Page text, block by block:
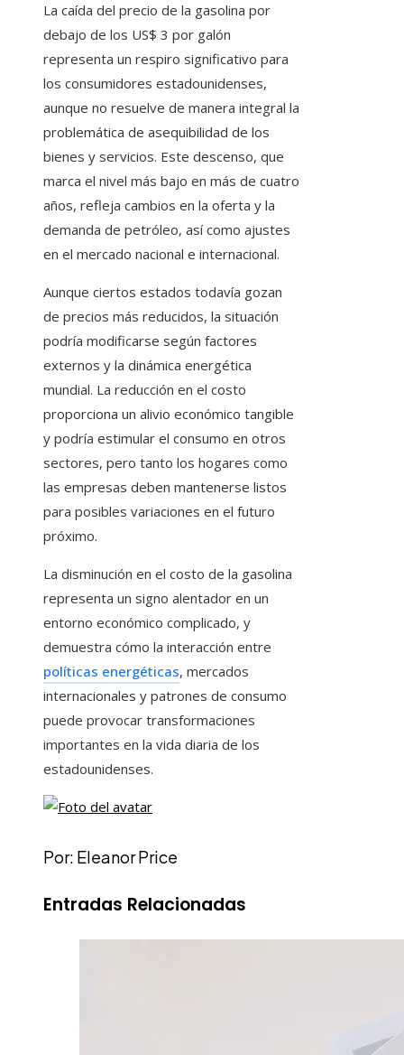
La caída del precio de la gasolina por
debajo de los US$ 3 por galón
representa un respiro significativo para
los consumidores estadounidenses,
aunque no resuelve de manera integral la
problemática de asequibilidad de los
bienes y servicios. Este descenso, que
marca el nivel más bajo en más de cuatro
años, refleja cambios en la oferta y la
demanda de petróleo, así como ajustes
en el mercado nacional e internacional.
Aunque ciertos estados todavía gozan
de precios más reducidos, la situación
podría modificarse según factores
externos y la dinámica energética
mundial. La reducción en el costo
proporciona un alivio económico tangible
y podría estimular el consumo en otros
sectores, pero tanto los hogares como
las empresas deben mantenerse listos
para posibles variaciones en el futuro
próximo.
La disminución en el costo de la gasolina
representa un signo alentador en un
entorno económico complicado, y
demuestra cómo la interacción entre
políticas energéticas, mercados
internacionales y patrones de consumo
puede provocar transformaciones
importantes en la vida diaria de los
estadounidenses.
Por: Eleanor Price
Entradas Relacionadas